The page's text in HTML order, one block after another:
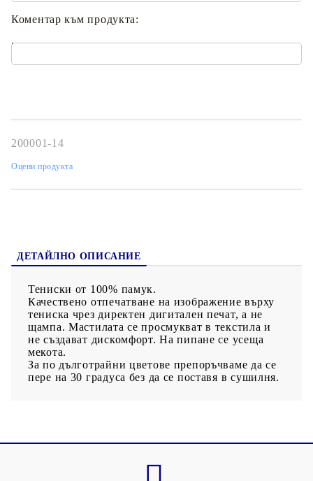
Коментар към продукта:
.
200001-14
Оцени продукта
ДЕТАЙЛНО ОПИСАНИЕ
Тениски от 100% памук.
Качествено отпечатване на изображение върху
тениска чрез директен дигитален печат, а не
щампа. Мастилата се просмукват в текстила и
не създават дискомфорт. На пипане се усеща
мекота.
За по дълготрайни цветове препоръчваме да се
пере на 30 градуса без да се поставя в сушилня.